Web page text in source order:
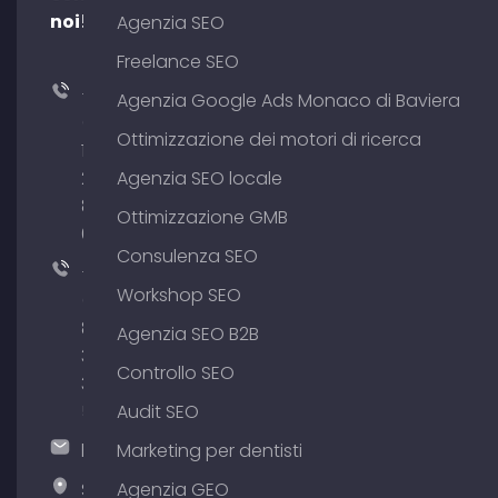
noi!
+49
176
204
801
64
+49
89
380
375
hallo@timospecht.de
Specht
Agenzia SEO
Freelance SEO
Agenzia Google Ads Monaco di Baviera
Ottimizzazione dei motori di ricerca
Agenzia SEO locale
Ottimizzazione GMB
Consulenza SEO
Workshop SEO
Agenzia SEO B2B
Controllo SEO
Audit SEO
Marketing per dentisti
Agenzia GEO